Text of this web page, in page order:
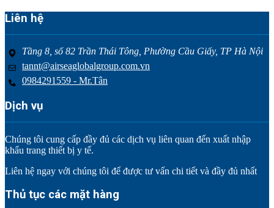
Liên hệ
Tầng 8, số 82 Trần Thái Tông, Phường Cầu Giấy, TP Hà Nội
tannt@airseaglobalgroup.com.vn
0984291559 - Mr.Tân
Dịch vụ
Chúng tôi cung cấp đầy đủ các dịch vụ liên quan đến xuất nhập
khẩu trang thiết bị y tế.
Liên hệ ngay với chúng tôi để được tư vấn chi tiết và đầy đủ nhất
Thủ tục các mặt hàng